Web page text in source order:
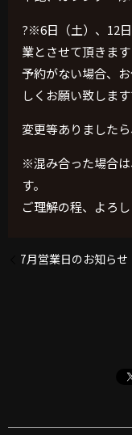
?※6日（土）、12
業とさせて頂きます
予約がない場合、
しくお願い致しま
変更等ありました
※混み合った場合
す。
ご理解の程、よろ
7月営業日のお知らせ